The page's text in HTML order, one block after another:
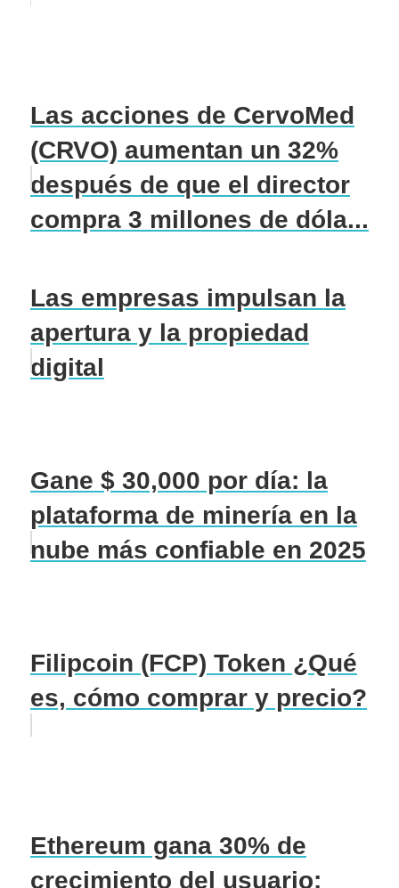
Las acciones de CervoMed
(CRVO) aumentan un 32%
después de que el director
compra 3 millones de dóla...
Las empresas impulsan la
apertura y la propiedad
digital
Gane $ 30,000 por día: la
plataforma de minería en la
nube más confiable en 2025
Filipcoin (FCP) Token ¿Qué
es, cómo comprar y precio?
Ethereum gana 30% de
crecimiento del usuario: